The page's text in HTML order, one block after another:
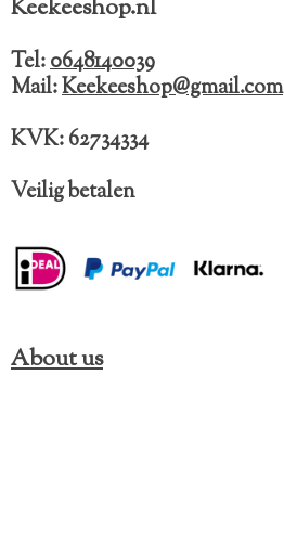
b
o
k
a
r
a
m
o
Keekeeshop.nl
Tel:0648140039
Mail:Keekeeshop@gmail.com
KVK: 62734334
Veilig betalen
About us